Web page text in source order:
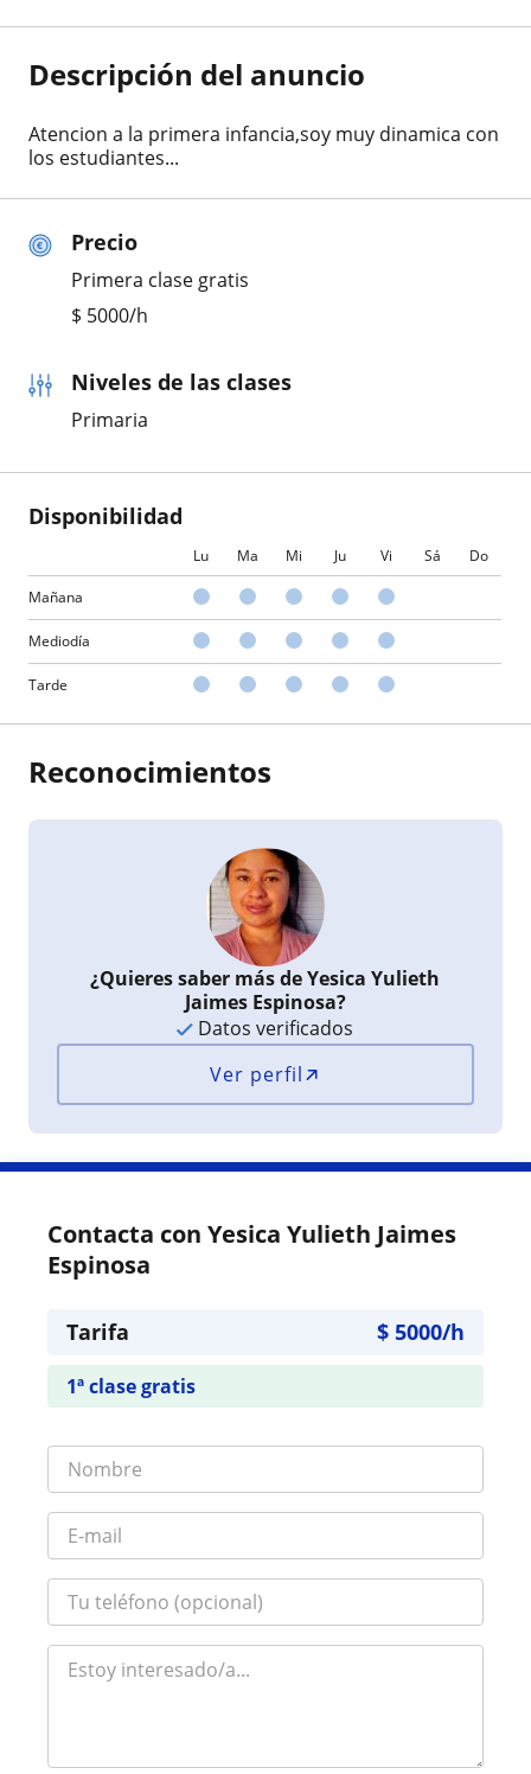
Precio
Primera clase gratis
$ 5000/h
Niveles de las clases
Primaria
Disponibilidad
Lu Ma Mi Ju Vi Sá Do
Mañana
Mediodía
Tarde
Descripción del anuncio
Atencion a la primera infancia,soy muy dinamica con
los estudiantes...
Reconocimientos
¿Quieres saber más de Yesica Yulieth
Jaimes Espinosa?
Datos verificados
Ver perfil
Contacta con Yesica Yulieth Jaimes
Espinosa
Tarifa $ 5000/h
1ª clase gratis